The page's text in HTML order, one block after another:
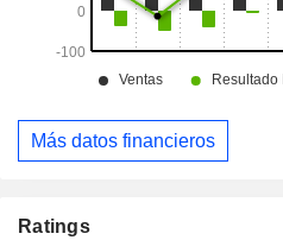
Más datos financieros
Ratings